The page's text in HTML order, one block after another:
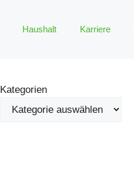
Haushalt Karriere
Kategorien